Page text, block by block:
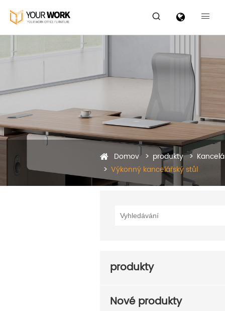
 
Domov produkty
Výkonný kancelářský stůl
produkty
Nové produkty